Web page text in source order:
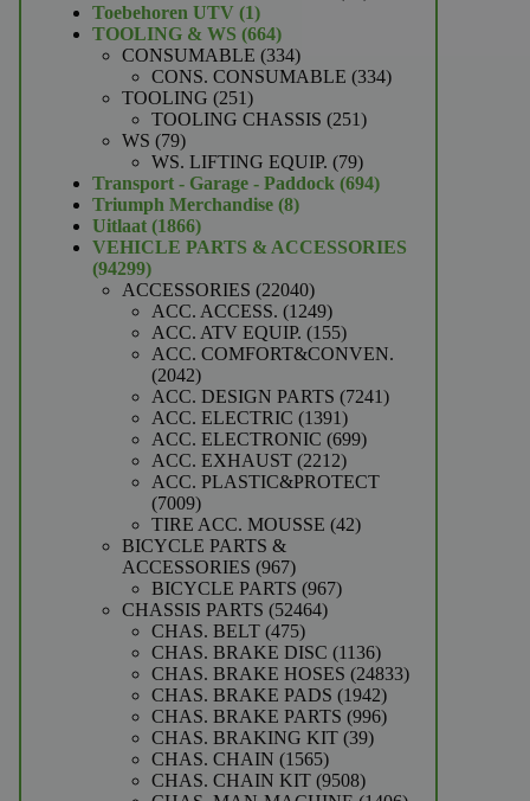
Toebehoren UTV 11
product
TOOLING & WS 664664
producten
CONSUMABLE 334334
producten
CONS. CONSUMABLE 334334
TOOLING 251251
producten
TOOLING CHASSIS 251251
WS 7979
producten
WS. LIFTING EQUIP. 7979
producten
Transport - Garage - Paddock 694694
Triumph Merchandise 88
Uitlaat 18661866
producten
VEHICLE PARTS & ACCESSORIES
9429994299
producten
ACCESSORIES 2204022040
producten
ACC. ACCESS. 12491249
producten
ACC. ATV EQUIP. 155155
producten
ACC. COMFORT&CONVEN.
20422042
producten
ACC. DESIGN PARTS 72417241
ACC. ELECTRIC 13911391
producten
ACC. ELECTRONIC 699699
ACC. EXHAUST 22122212
producten
ACC. PLASTIC&PROTECT
70097009
producten
TIRE ACC. MOUSSE 4242
BICYCLE PARTS &
ACCESSORIES 967967
producten
BICYCLE PARTS 967967
CHASSIS PARTS 5246452464
CHAS. BELT 475475
producten
CHAS. BRAKE DISC 11361136
producten
CHAS. BRAKE HOSES 2483324833
CHAS. BRAKE PADS 19421942
producten
CHAS. BRAKE PARTS 996996
CHAS. BRAKING KIT 3939
CHAS. CHAIN 15651565
producten
CHAS. CHAIN KIT 95089508